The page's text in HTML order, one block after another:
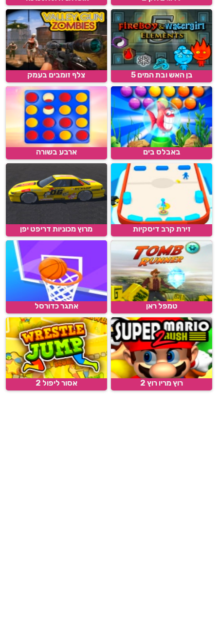
בן האש ובת המים 5 צלף זומבים בעמק
באבלס בים ארבע בשורה
זירת קרב דיסקיות מרוץ מכוניות דריפט יפן
טמפל ראן אתגר כדורסל
רוץ מריו רוץ 2 אסור ליפול 2